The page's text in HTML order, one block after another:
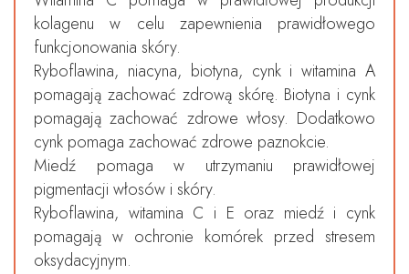
kolagenu w celu zapewnienia prawidłowego
funkcjonowania skóry.
Ryboflawina, niacyna, biotyna, cynk i witamina A
pomagają zachować zdrową skórę. Biotyna i cynk
pomagają zachować zdrowe włosy. Dodatkowo
cynk pomaga zachować zdrowe paznokcie.
Miedź pomaga w utrzymaniu prawidłowej
pigmentacji włosów i skóry.
Ryboflawina, witamina C i E oraz miedź i cynk
pomagają w ochronie komórek przed stresem
oksydacyjnym.